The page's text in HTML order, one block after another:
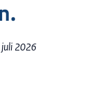
juli 2026